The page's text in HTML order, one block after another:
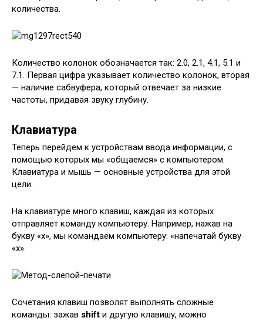
количества.
Количество колонок обозначается так: 2.0, 2.1, 4.1, 5.1 и
7.1. Первая цифра указывает количество колонок, вторая
— наличие сабвуфера, который отвечает за низкие
частоты, придавая звуку глубину.
Клавиатура
Теперь перейдем к устройствам ввода информации, с
помощью которых мы «общаемся» с компьютером.
Клавиатура и мышь — основные устройства для этой
цели.
На клавиатуре много клавиш, каждая из которых
отправляет команду компьютеру. Например, нажав на
букву «х», мы командаем компьютеру: «напечатай букву
«х».
Сочетания клавиш позволят выполнять сложные
команды: зажав shift и другую клавишу, можно